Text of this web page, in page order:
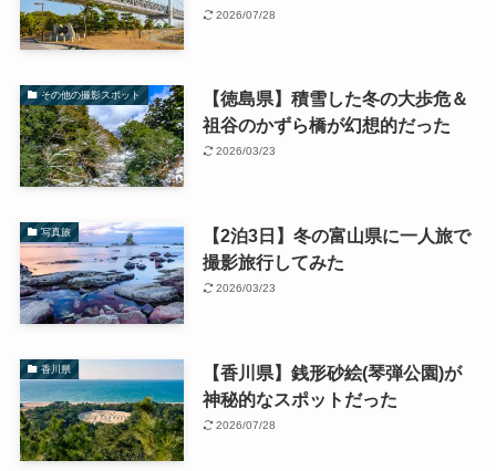
2026/07/28
その他の撮影スポット
【徳島県】積雪した冬の大歩危＆
祖谷のかずら橋が幻想的だった
2026/03/23
写真旅
【2泊3日】冬の富山県に一人旅で
撮影旅行してみた
2026/03/23
香川県
【香川県】銭形砂絵(琴弾公園)が
神秘的なスポットだった
2026/07/28